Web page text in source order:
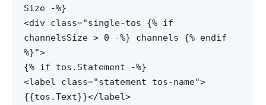
Size -%}
<div class="single-tos {% if
channelsSize > 0 -%} channels {% endif
%}">
{% if tos.Statement -%}
<label class="statement tos-name">
{{tos.Text}}</label>